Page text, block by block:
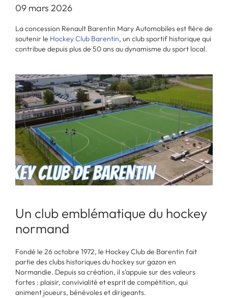
09 mars 2026
La concession Renault Barentin Mary Automobiles est fière de
soutenir le Hockey Club Barentin, un club sportif historique qui
contribue depuis plus de 50 ans au dynamisme du sport local.
Un club emblématique du hockey
normand
Fondé le 26 octobre 1972, le Hockey Club de Barentin fait
partie des clubs historiques du hockey sur gazon en
Normandie. Depuis sa création, il s’appuie sur des valeurs
fortes : plaisir, convivialité et esprit de compétition, qui
animent joueurs, bénévoles et dirigeants.